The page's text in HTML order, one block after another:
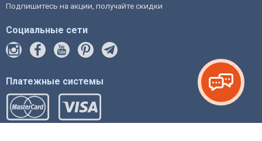
Подпишитесь на акции, получайте скидки
Социальные сети
Платежные системы